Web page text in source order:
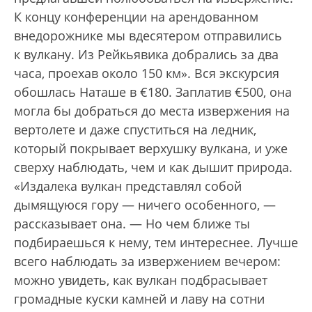
К концу конференции на арендованном
внедорожнике мы вдесятером отправились
к вулкану. Из Рейкьявика добрались за два
часа, проехав около 150 км». Вся экскурсия
обошлась Наташе в €180. Заплатив €500, она
могла бы добраться до места извержения на
вертолете и даже спуститься на ледник,
который покрывает верхушку вулкана, и уже
сверху наблюдать, чем и как дышит природа.
«Издалека вулкан представлял собой
дымящуюся гору — ничего особенного, —
рассказывает она. — Но чем ближе ты
подбираешься к нему, тем интереснее. Лучше
всего наблюдать за извержением вечером:
можно увидеть, как вулкан подбрасывает
громадные куски камней и лаву на сотни